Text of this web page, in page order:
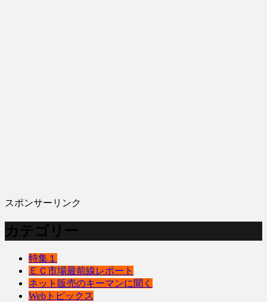
スポンサーリンク
カテゴリー
特集１
ＥＣ市場最前線レポート
ネット販売のキーマンに聞く
Webトピックス